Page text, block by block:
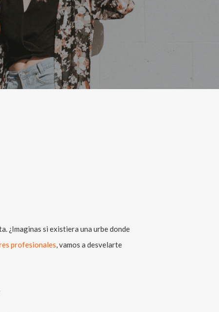
¿Imaginas si existiera una urbe donde
profesionales, vamos a desvelarte